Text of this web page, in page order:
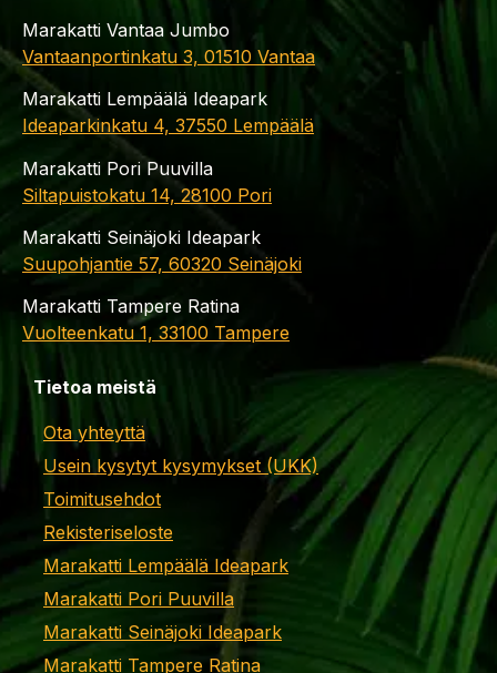
Marakatti Vantaa Jumbo
Vantaanportinkatu 3, 01510 Vantaa
Marakatti Lempäälä Ideapark
Ideaparkinkatu 4, 37550 Lempäälä
Marakatti Pori Puuvilla
Siltapuistokatu 14, 28100 Pori
Marakatti Seinäjoki Ideapark
Suupohjantie 57, 60320 Seinäjoki
Marakatti Tampere Ratina
Vuolteenkatu 1, 33100 Tampere
Tietoa meistä
Ota yhteyttä
Usein kysytyt kysymykset (UKK)
Toimitusehdot
Rekisteriseloste
Marakatti Lempäälä Ideapark
Marakatti Pori Puuvilla
Marakatti Seinäjoki Ideapark
Marakatti Tampere Ratina